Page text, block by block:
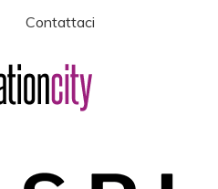
Contattaci